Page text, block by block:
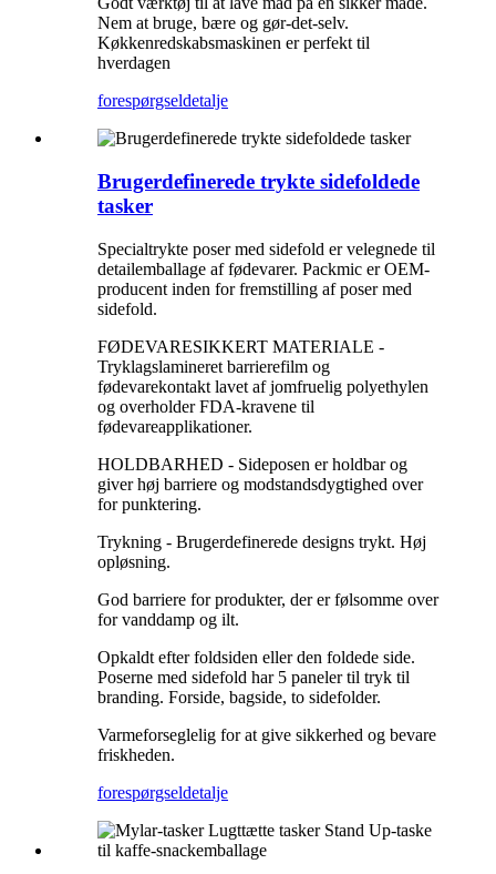
Nem at bruge, bære og gør-det-selv.
Køkkenredskabsmaskinen er perfekt til
hverdagen
forespørgseldetalje
Brugerdefinerede trykte sidefoldede
tasker
Specialtrykte poser med sidefold er velegnede til
detailemballage af fødevarer. Packmic er OEM-
producent inden for fremstilling af poser med
sidefold.
FØDEVARESIKKERT MATERIALE -
Tryklagslamineret barrierefilm og
fødevarekontakt lavet af jomfruelig polyethylen
og overholder FDA-kravene til
fødevareapplikationer.
HOLDBARHED - Sideposen er holdbar og
giver høj barriere og modstandsdygtighed over
for punktering.
Trykning - Brugerdefinerede designs trykt. Høj
opløsning.
God barriere for produkter, der er følsomme over
for vanddamp og ilt.
Opkaldt efter foldsiden eller den foldede side.
Poserne med sidefold har 5 paneler til tryk til
branding. Forside, bagside, to sidefolder.
Varmeforseglelig for at give sikkerhed og bevare
friskheden.
forespørgseldetalje